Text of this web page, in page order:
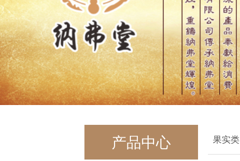
产品中心 果实类